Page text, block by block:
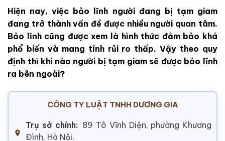
Hiện nay, việc bảo lĩnh người đang bị tạm giam
đang trở thành vấn đề được nhiều người quan tâm.
Bảo lĩnh cũng được xem là hình thức đảm bảo khá
phổ biến và mang tính rủi ro thấp. Vậy theo quy
định thì khi nào người bị tạm giam sẽ được bảo lĩnh
ra bên ngoài?
CÔNG TY LUẬT TNHH DƯƠNG GIA
Trụ sở chính: 89 Tô Vĩnh Diện, phường Khương
Đình, Hà Nội.